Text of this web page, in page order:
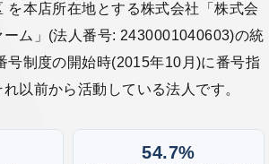
を本店所在地とする株式会社「株式会
ム」(法人番号: 2430001040603)の統
号制度の開始時(2015年10月)に番号指
以前から活動している法人です。
54.7%